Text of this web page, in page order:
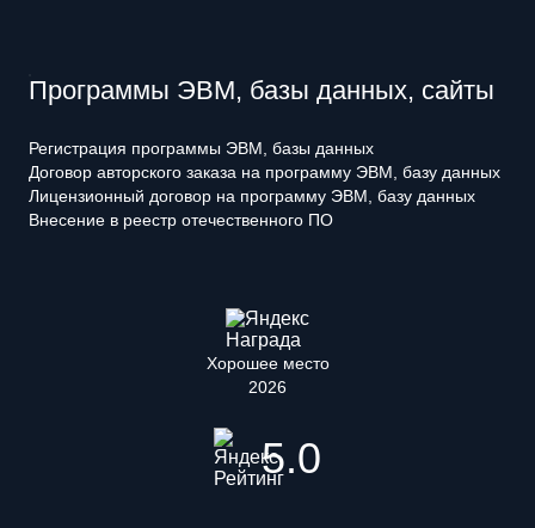
Программы ЭВМ, базы данных, сайты
Регистрация программы ЭВМ, базы данных
Договор авторского заказа на программу ЭВМ, базу данных
Лицензионный договор на программу ЭВМ, базу данных
Внесение в реестр отечественного ПО
Хорошее место
2026
5.0